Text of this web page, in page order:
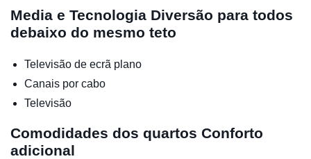
Media e Tecnologia Diversão para todos
debaixo do mesmo teto
Televisão de ecrã plano
Canais por cabo
Televisão
Comodidades dos quartos Conforto
adicional